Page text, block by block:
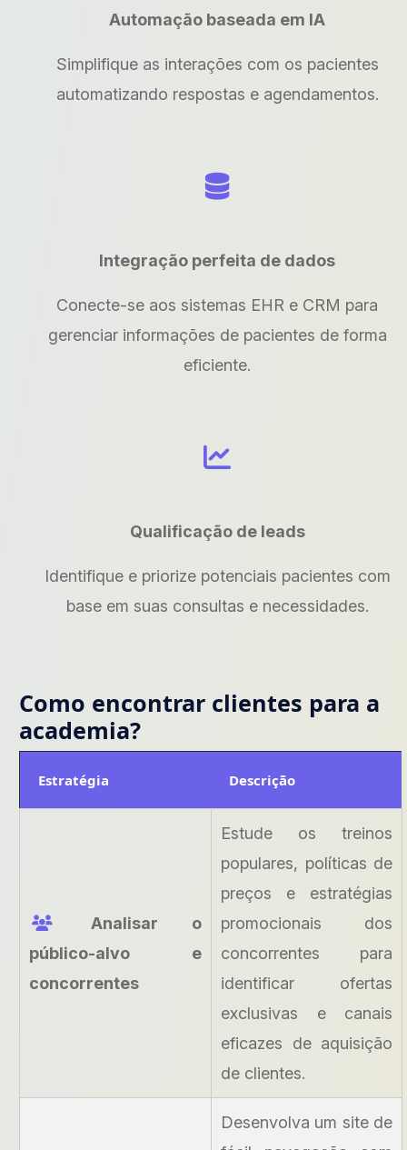
Automação baseada em IA
Simplifique as interações com os pacientes
automatizando respostas e agendamentos.
Integração perfeita de dados
Conecte-se aos sistemas EHR e CRM para
gerenciar informações de pacientes de forma
eficiente.
Qualificação de leads
Identifique e priorize potenciais pacientes com
base em suas consultas e necessidades.
Como encontrar clientes para a
academia?
Estratégia Descrição
Analisar o
público-alvo e
concorrentes
Estude os treinos
populares, políticas de
preços e estratégias
promocionais dos
concorrentes para
identificar ofertas
exclusivas e canais
eficazes de aquisição
de clientes.
Desenvolva um site de